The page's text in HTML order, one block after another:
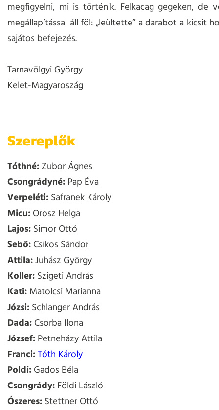
megfigyelni, mi is történik. Felkacag gegeken, de
megállapítással áll föl: „leültette” a darabot a kicsit
sajátos befejezés.
Tarnavölgyi György
Kelet-Magyaroszág
Szereplők
Tóthné:Zubor Ágnes
Csongrádyné:Pap Éva
Verpeléti:Safranek Károly
Micu:Orosz Helga
Lajos:Simor Ottó
Sebő:Csikos Sándor
Attila:Juhász György
Koller:Szigeti András
Kati:Matolcsi Marianna
Józsi:Schlanger András
Dada:Csorba Ilona
József:Petneházy Attila
Franci:Tóth Károly
Poldi:Gados Béla
Csongrády:Földi László
Ószeres:Stettner Ottó